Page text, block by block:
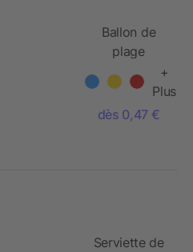
Ballon de
plage
coloré
+
Plus
dès 0,47 €
Serviette de